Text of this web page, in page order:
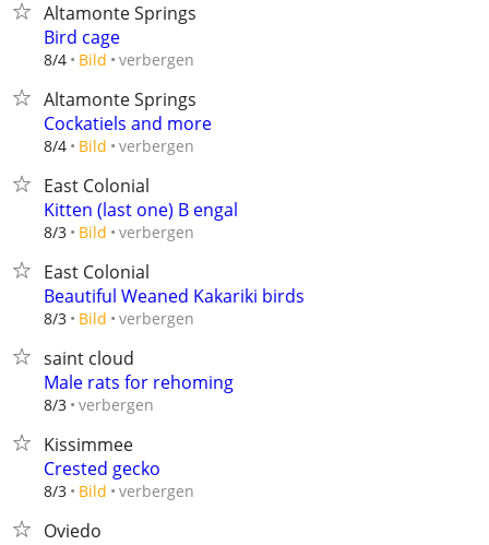
Altamonte Springs
Bird cage
8/4 Bild verbergen
Altamonte Springs
Cockatiels and more
8/4 Bild verbergen
East Colonial
Kitten (last one) B engal
8/3 Bild verbergen
East Colonial
Beautiful Weaned Kakariki birds
8/3 Bild verbergen
saint cloud
Male rats for rehoming
8/3 verbergen
Kissimmee
Crested gecko
8/3 Bild verbergen
Oviedo